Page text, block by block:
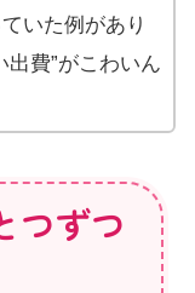
いた例があり
出費”がこわいん
つずつ